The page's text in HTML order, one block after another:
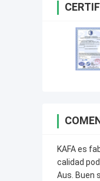
KAFA es
calidad
Aus. Buen